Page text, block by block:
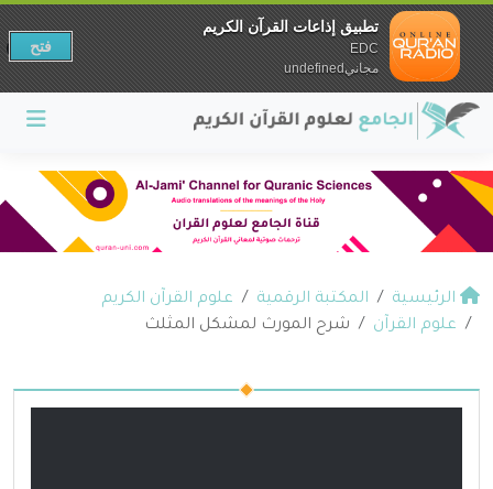
الرئيسية المكتبة الرقمية
علوم القرآن الكريم
علوم القرآن
شرح المورث لمشكل المثلث
تطبيق إذاعات القرآن الكريم
EDC
مجانيundefined
فتح